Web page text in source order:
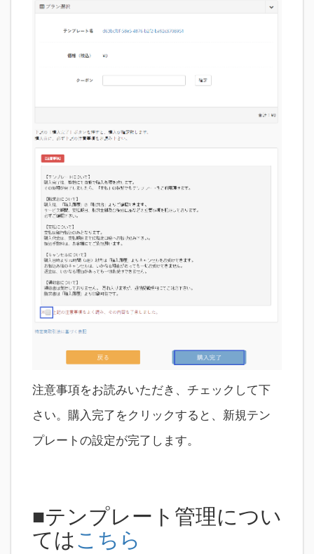
注意事項をお読みいただき、チェックして下
さい。購入完了をクリックすると、新規テン
プレートの設定が完了します。
■テンプレート管理につい
てはこちら